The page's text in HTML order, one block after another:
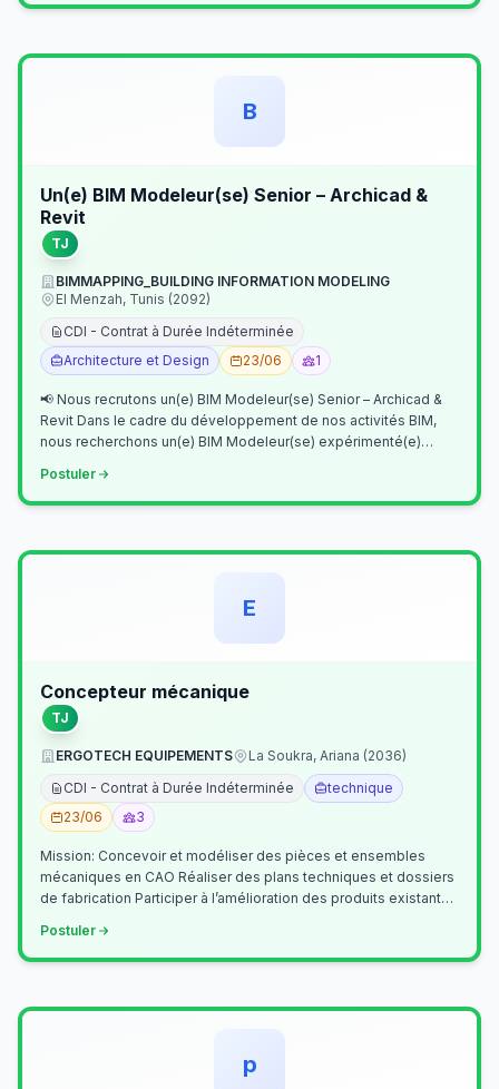
B
Un(e) BIM Modeleur(se) Senior – Archicad &
Revit
TJ
BIMMAPPING_BUILDING INFORMATION MODELING
El Menzah, Tunis (2092)
CDI - Contrat à Durée Indéterminée
Architecture et Design
23/06 1
📢 Nous recrutons un(e) BIM Modeleur(se) Senior – Archicad &
Revit Dans le cadre du développement de nos activités BIM,
nous recherchons un(e) BIM Modeleur(se) expérimenté(e)
Postuler
E
Concepteur mécanique
TJ
ERGOTECH EQUIPEMENTS
La Soukra, Ariana (2036)
CDI - Contrat à Durée Indéterminée
technique
23/06
3
Mission: Concevoir et modéliser des pièces et ensembles
mécaniques en CAO Réaliser des plans techniques et dossiers
de fabrication Participer à l’amélioration des produits existants
Postuler
p